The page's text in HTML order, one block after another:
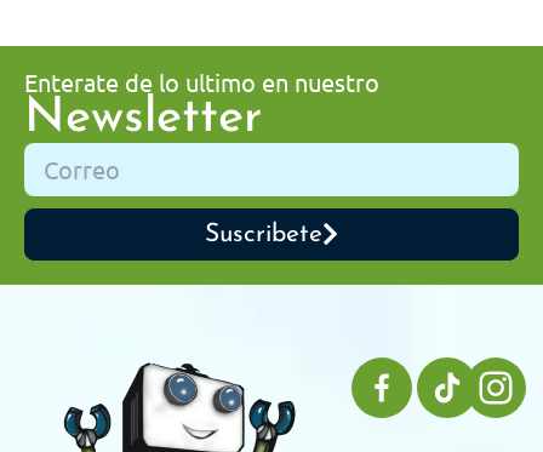
Enterate de lo ultimo en nuestro
Newsletter
Suscribete